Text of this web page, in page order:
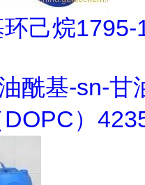
己烷1795-
酰基-sn-甘
DOPC）